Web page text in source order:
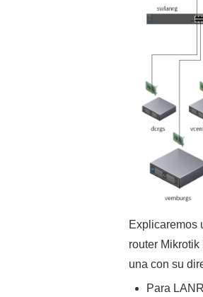
Explicaremos
router
una con su
Para